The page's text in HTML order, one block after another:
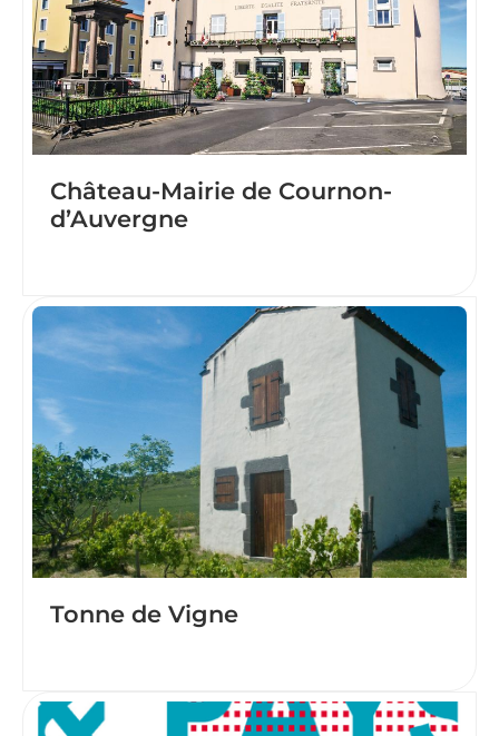
Château-Mairie de Cournon-
d’Auvergne
Tonne de Vigne